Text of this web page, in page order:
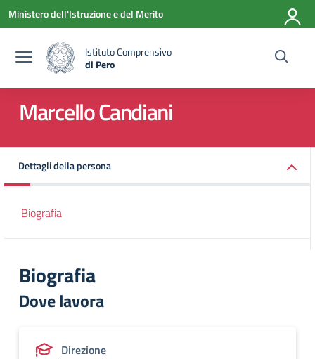
Vai ai contenuti
Vai al menu di navigazione
Vai al footer
Ministero dell'Istruzione e del Merito
Istituto Comprensivo
di Pero
Marcello Candiani
Dettagli della persona
Biografia
Biografia
Dove lavora
Direzione